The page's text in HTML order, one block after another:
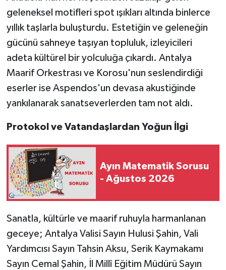
geleneksel motifleri spot ışıkları altında binlerce
yıllık taşlarla buluşturdu. Estetiğin ve geleneğin
gücünü sahneye taşıyan topluluk, izleyicileri
adeta kültürel bir yolculuğa çıkardı. Antalya
Maarif Orkestrası ve Korosu'nun seslendirdiği
eserler ise Aspendos'un devasa akustiğinde
yankılanarak sanatseverlerden tam not aldı.
Protokol ve Vatandaşlardan Yoğun İlgi
Ayın Matematik Sorusu
- Ağustos 2026
Sanatla, kültürle ve maarif ruhuyla harmanlanan
geceye; Antalya Valisi Sayın Hulusi Şahin, Vali
Yardımcısı Sayın Tahsin Aksu, Serik Kaymakamı
Sayın Cemal Şahin, İl Millî Eğitim Müdürü Sayın